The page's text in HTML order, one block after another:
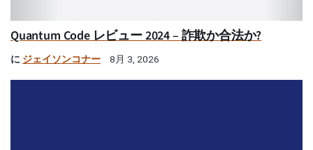
Quantum Code レビュー 2024 – 詐欺か合法か?
に ジェイソンコナー 8月 3, 2026